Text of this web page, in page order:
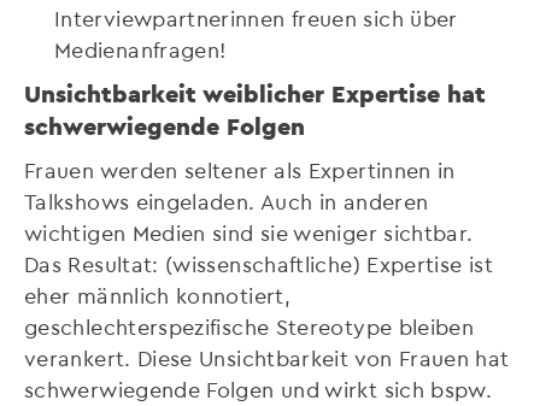
Interviewpartnerinnen freuen sich über
Medienanfragen!
Unsichtbarkeit weiblicher Expertise hat
schwerwiegende Folgen
Frauen werden seltener als Expertinnen in
Talkshows eingeladen. Auch in anderen
wichtigen Medien sind sie weniger sichtbar.
Das Resultat: (wissenschaftliche) Expertise ist
eher männlich konnotiert,
geschlechterspezifische Stereotype bleiben
verankert. Diese Unsichtbarkeit von Frauen hat
schwerwiegende Folgen und wirkt sich bspw.